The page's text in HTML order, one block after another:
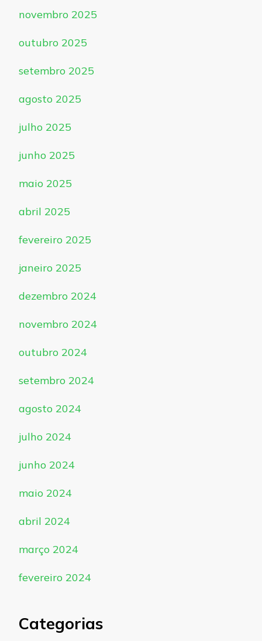
novembro 2025
outubro 2025
setembro 2025
agosto 2025
julho 2025
junho 2025
maio 2025
abril 2025
fevereiro 2025
janeiro 2025
dezembro 2024
novembro 2024
outubro 2024
setembro 2024
agosto 2024
julho 2024
junho 2024
maio 2024
abril 2024
março 2024
fevereiro 2024
Categorias